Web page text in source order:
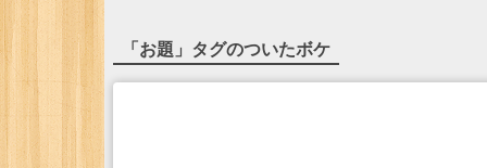
「お題 」タグのついたボケ